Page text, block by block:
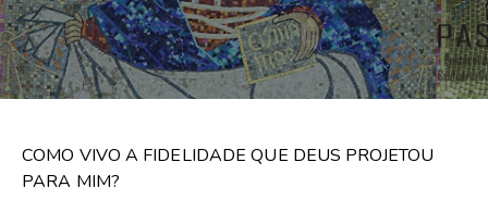
COMO VIVO A FIDELIDADE QUE DEUS PROJETOU
PARA MIM?